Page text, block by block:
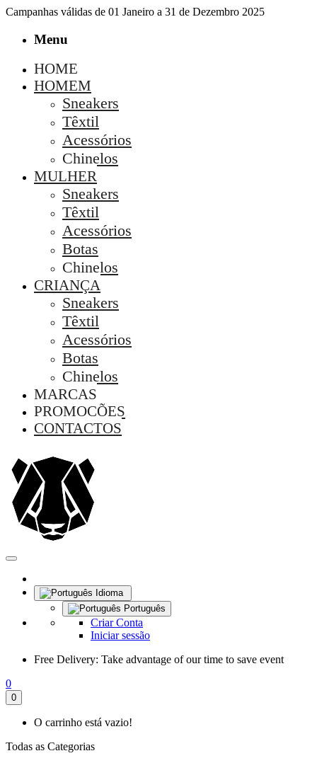
Campanhas válidas de 01 Janeiro a 31 de Dezembro 2025
Menu
HOME
HOMEM
Sneakers
Têxtil
Acessórios
Chinelos
MULHER
Sneakers
Têxtil
Acessórios
Botas
Chinelos
CRIANÇA
Sneakers
Têxtil
Acessórios
Botas
Chinelos
MARCAS
PROMOÇÕES
CONTACTOS
Idioma
Português
Criar Conta
Iniciar sessão
Free Delivery: Take advantage of our time to save event
0
0
O carrinho está vazio!
Todas as Categorias